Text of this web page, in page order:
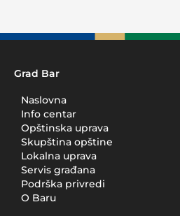
Grad Bar
Naslovna
Info centar
Opštinska uprava
Skupština opštine
Lokalna uprava
Servis građana
Podrška privredi
O Baru